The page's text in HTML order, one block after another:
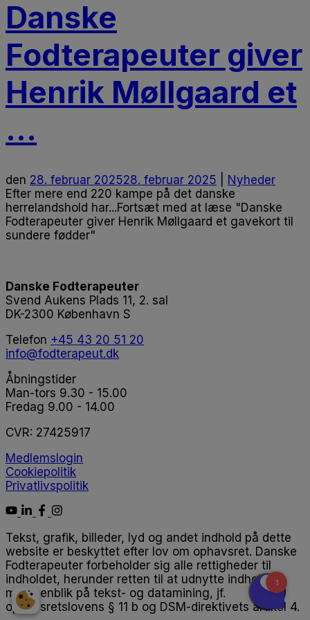
Danske
Fodterapeuter giver
Henrik Møllgaard et
...
den 28. februar 202528. februar 2025
Nyheder
Efter mere end 220 kampe på det danske
herrelandshold har...Fortsæt med at læse "Danske
Fodterapeuter giver Henrik Møllgaard et gavekort til
sundere fødder"
Danske Fodterapeuter
Svend Aukens Plads 11, 2. sal
DK-2300 København S
Telefon +45 43 20 51 20
info@fodterapeut.dk
Åbningstider
Man-tors 9.30 - 15.00
Fredag 9.00 - 14.00
CVR: 27425917
Medlemslogin
Cookiepolitik
Privatlivspolitik
Tekst, grafik, billeder, lyd og andet indhold på dette
website er beskyttet efter lov om ophavsret. Danske
Fodterapeuter forbeholder sig alle rettigheder til
indholdet, herunder retten til at udnytte indholdet
med henblik på tekst- og datamining, jf.
ophavsretslovens § 11 b og DSM-direktivets artikel 4.